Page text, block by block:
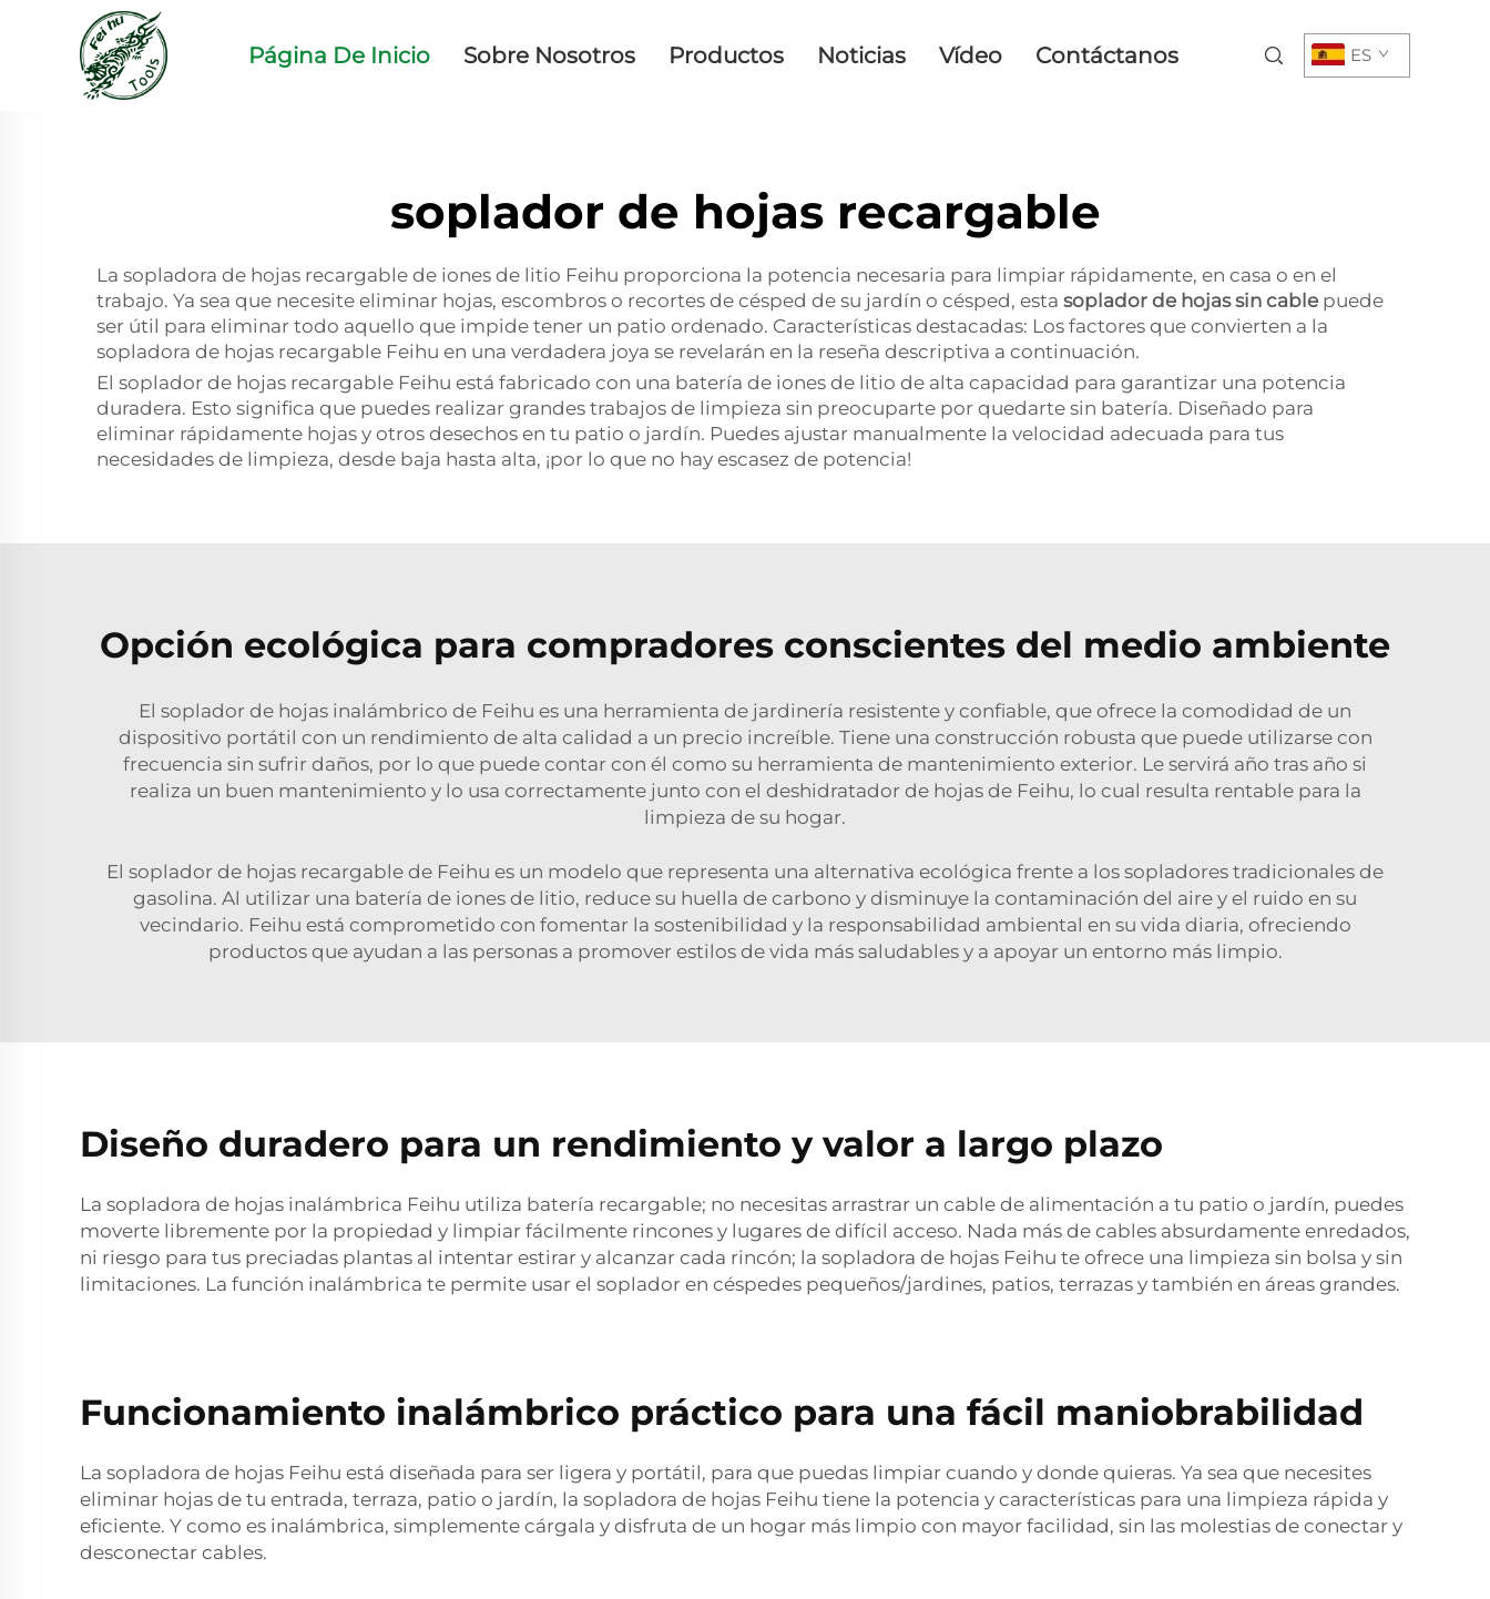
Página De Inicio Sobre Nosotros Productos Noticias Vídeo Contáctanos ES
soplador de hojas recargable
La sopladora de hojas recargable de iones de litio Feihu proporciona la potencia necesaria para limpiar rápidamente, en casa o en el
trabajo. Ya sea que necesite eliminar hojas, escombros o recortes de césped de su jardín o césped, esta soplador de hojas sin cable puede
ser útil para eliminar todo aquello que impide tener un patio ordenado. Características destacadas: Los factores que convierten a la
sopladora de hojas recargable Feihu en una verdadera joya se revelarán en la reseña descriptiva a continuación.
El soplador de hojas recargable Feihu está fabricado con una batería de iones de litio de alta capacidad para garantizar una potencia
duradera. Esto significa que puedes realizar grandes trabajos de limpieza sin preocuparte por quedarte sin batería. Diseñado para
eliminar rápidamente hojas y otros desechos en tu patio o jardín. Puedes ajustar manualmente la velocidad adecuada para tus
necesidades de limpieza, desde baja hasta alta, ¡por lo que no hay escasez de potencia!
Opción ecológica para compradores conscientes del medio ambiente
El soplador de hojas inalámbrico de Feihu es una herramienta de jardinería resistente y confiable, que ofrece la comodidad de un
dispositivo portátil con un rendimiento de alta calidad a un precio increíble. Tiene una construcción robusta que puede utilizarse con
frecuencia sin sufrir daños, por lo que puede contar con él como su herramienta de mantenimiento exterior. Le servirá año tras año si
realiza un buen mantenimiento y lo usa correctamente junto con el deshidratador de hojas de Feihu, lo cual resulta rentable para la
limpieza de su hogar.
El soplador de hojas recargable de Feihu es un modelo que representa una alternativa ecológica frente a los sopladores tradicionales de
gasolina. Al utilizar una batería de iones de litio, reduce su huella de carbono y disminuye la contaminación del aire y el ruido en su
vecindario. Feihu está comprometido con fomentar la sostenibilidad y la responsabilidad ambiental en su vida diaria, ofreciendo
productos que ayudan a las personas a promover estilos de vida más saludables y a apoyar un entorno más limpio.
Diseño duradero para un rendimiento y valor a largo plazo
La sopladora de hojas inalámbrica Feihu utiliza batería recargable; no necesitas arrastrar un cable de alimentación a tu patio o jardín, puedes
moverte libremente por la propiedad y limpiar fácilmente rincones y lugares de difícil acceso. Nada más de cables absurdamente enredados,
ni riesgo para tus preciadas plantas al intentar estirar y alcanzar cada rincón; la sopladora de hojas Feihu te ofrece una limpieza sin bolsa y sin
limitaciones. La función inalámbrica te permite usar el soplador en céspedes pequeños/jardines, patios, terrazas y también en áreas grandes.
Funcionamiento inalámbrico práctico para una fácil maniobrabilidad
La sopladora de hojas Feihu está diseñada para ser ligera y portátil, para que puedas limpiar cuando y donde quieras. Ya sea que necesites
eliminar hojas de tu entrada, terraza, patio o jardín, la sopladora de hojas Feihu tiene la potencia y características para una limpieza rápida y
eficiente. Y como es inalámbrica, simplemente cárgala y disfruta de un hogar más limpio con mayor facilidad, sin las molestias de conectar y
desconectar cables.